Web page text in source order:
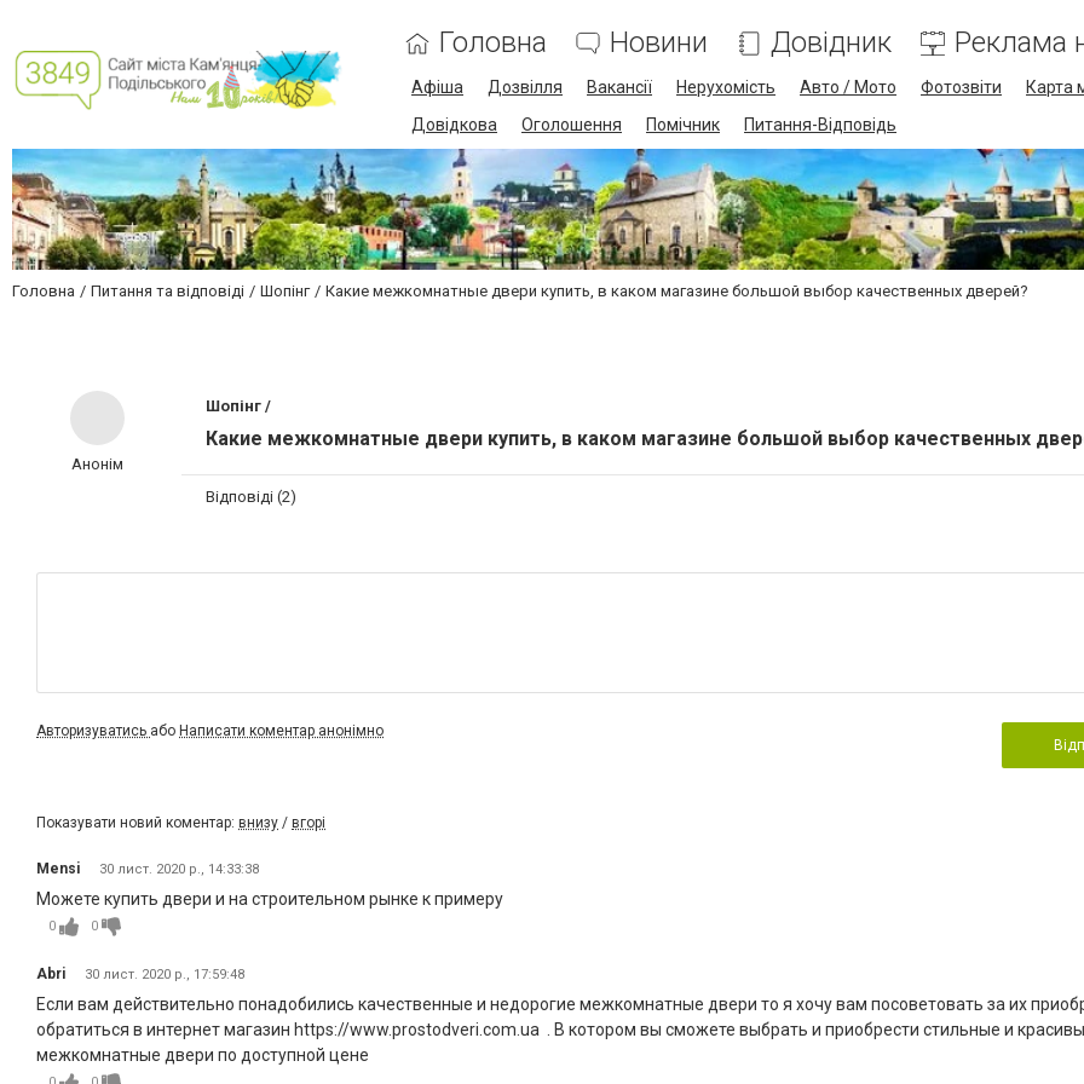
Головна Новини Довідник Реклама
Афіша Дозвілля Вакансії Нерухомість Авто / Мото Фотозвіти Карта
Довідкова
Оголошення Помічник Питання-Відповідь
Головна Питання та відповіді Шопінг Какие межкомнатные двери купить, в каком магазине большой выбор качественных дверей?
Анонім
Шопінг /
Какие межкомнатные двери купить, в каком магазине большой выбор качественных
Відповіді (2)
Авторизуватись або Написати коментар анонімно
Показувати новий коментар: внизу / вгорі
Mensi 30 лист. 2020 р., 14:33:38
Можете купить двери и на строительном рынке к примеру
0 0
Abri 30 лист. 2020 р., 17:59:48
Если вам действительно понадобились качественные и недорогие межкомнатные двери то я хочу вам посоветовать за их
обратиться в интернет магазин https://www.prostodveri.com.ua . В котором вы сможете выбрать и приобрести стильные и
межкомнатные двери по доступной цене